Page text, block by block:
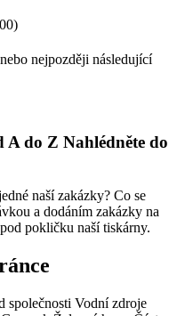
nejpozději následující
do Z Nahlédněte do
naší zakázky? Co se
a dodáním zakázky na
pokličku naší tiskárny.
společnosti Vodní zdroje